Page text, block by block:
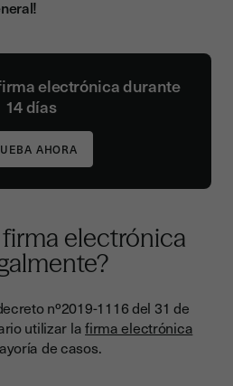
electrónica durante
14 días
electrónica
nº2019-1116 del 31 de
utilizar lafirma electrónica
de casos.